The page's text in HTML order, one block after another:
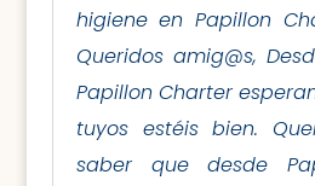
higiene en Papillon
Queridos amig@s,
Papillon Charter
tuyos estéis bien.
saber que desde